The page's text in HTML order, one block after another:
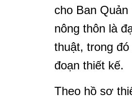
cho Ban
nông thôn là
thuật, trong
đoạn thiết kế.
Theo hồ sơ